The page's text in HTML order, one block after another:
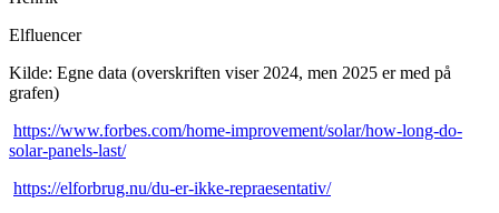
Elfluencer
Kilde: Egne data (overskriften viser 2024, men 2025 er med på
grafen)
https://www.forbes.com/home-improvement/solar/how-long-do-
solar-panels-last/
https://elforbrug.nu/du-er-ikke-repraesentativ/